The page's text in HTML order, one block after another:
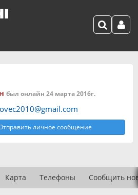
был онлайн 24 марта 2016г.
личное сообщение
Карта Телефоны Сообщить